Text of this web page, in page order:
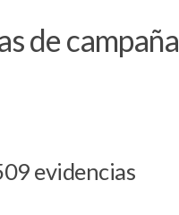
de campaña
evidencias